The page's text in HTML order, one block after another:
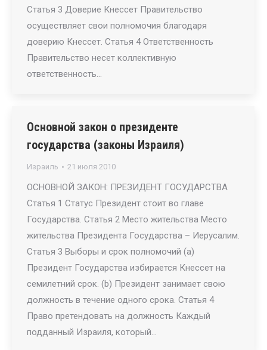
Статья 3 Доверие Кнессет Правительство
осуществляет свои полномочия благодаря
доверию Кнессет. Статья 4 Ответственность
Правительство несет коллективную
ответственность…
Основной закон о президенте
государства (законы Израиля)
Израиль 21 июля 2010
ОСНОВНОЙ ЗАКОН: ПРЕЗИДЕНТ ГОСУДАРСТВА
Статья 1 Статус Президент стоит во главе
Государства. Статья 2 Место жительства Место
жительства Президента Государства – Иерусалим.
Статья 3 Выборы и срок полномочий (a)
Президент Государства избирается Кнессет на
семилетний срок. (b) Президент занимает свою
должность в течение одного срока. Статья 4
Право претендовать на должность Каждый
подданный Израиля, который…